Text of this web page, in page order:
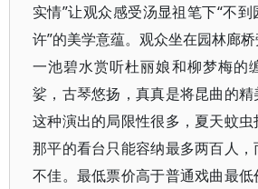
实情”让观众感受汤显祖笔下“不
许”的美学意蕴。观众坐在园林廊
一池碧水赏听杜丽娘和柳梦梅的
娑，古琴悠扬，真真是将昆曲的
这种演出的局限性很多，夏天蚊虫
那平的看台只能容纳最多两百人
不佳。最低票价高于普通戏曲最